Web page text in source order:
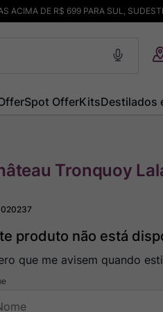
ACIMA DE R$ 699 PARA SUL,
Spot OfferKitsDestilados
Tronquoy
020237
produto não está
que me avisem quando